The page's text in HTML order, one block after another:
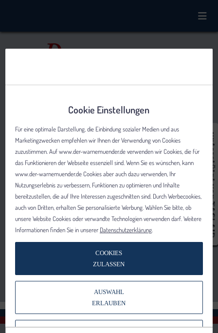
Cookie Einstellungen
Für eine optimale Darstellung, die Einbindung sozialer Medien und aus
Marketingzwecken empfehlen wir Ihnen der Verwendung von Cookies
zuzustimmen. Auf www.der-warnemuender.de verwenden wir Cookies, die für
das Funktionieren der Webseite essenziell sind. Wenn Sie es wünschen, kann
www.der-warnemuender.de Cookies aber auch dazu verwenden, Ihr
Nutzungserlebnis zu verbessern, Funktionen zu optimieren und Inhalte
bereitzustellen, die auf Ihre Interessen zugeschnitten sind. Durch Werbecookies,
auch von Dritten, erhalten Sie personalisierte Werbung. Wählen Sie bitte, ob
unsere Website Cookies oder verwandte Technologien verwenden darf. Weitere
Informationen finden Sie in unserer Datenschutzerklärung
COOKIES
ZULASSEN
AUSWAHL
ERLAUBEN